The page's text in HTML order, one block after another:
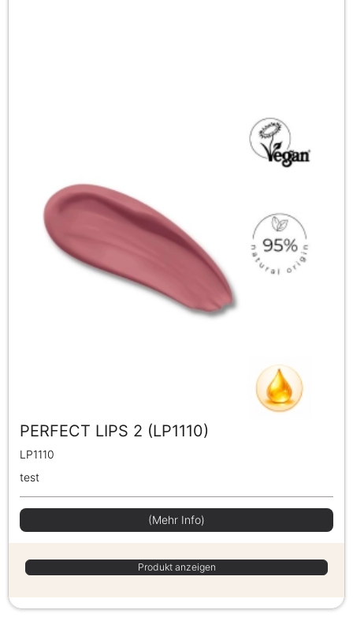
PERFECT LIPS 2 (LP1110)
LP1110
test
(Mehr Info)
Produkt anzeigen